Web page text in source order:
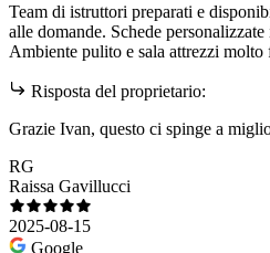
Team di istruttori preparati e
alle domande. Schede
Ambiente pulito e sala attrezzi
Risposta del proprietario:
Grazie Ivan, questo ci spinge a
RG
Raissa Gavillucci
2025-08-15
Google